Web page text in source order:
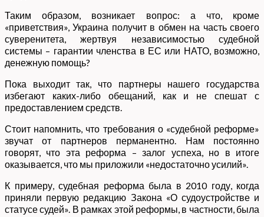
Таким образом, возникает вопрос: а что, кроме
«приветствия», Украина получит в обмен на часть своего
суверенитета, жертвуя независимостью судебной
системы – гарантии членства в ЕС или НАТО, возможно,
денежную помощь?
Пока выходит так, что партнеры нашего государства
избегают каких-либо обещаний, как и не спешат с
предоставлением средств.
Стоит напомнить, что требования о «судебной реформе»
звучат от партнеров перманентно. Нам постоянно
говорят, что эта реформа – залог успеха, но в итоге
оказывается, что мы приложили «недостаточно усилий».
К примеру, судебная реформа была в 2010 году, когда
приняли первую редакцию Закона «О судоустройстве и
статусе судей». В рамках этой реформы, в частности, была